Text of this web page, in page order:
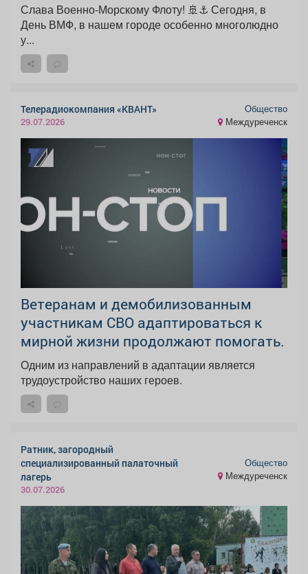
Слава Военно-Морскому Флоту! 🚢⚓️ Сегодня, в
День ВМФ, в нашем городе особенно многолюдно
у...
Телерадиокомпания «КВАНТ»
29.07.2026
Общество
Междуреченск
Ветеранам и демобилизованным
участникам СВО адаптироваться к
мирной жизни продолжают помогать.
Одним из направлений в адаптации является
трудоустройство наших героев.
Ратник, загородный
специализированный палаточный
лагерь
30.07.2026
Общество
Междуреченск